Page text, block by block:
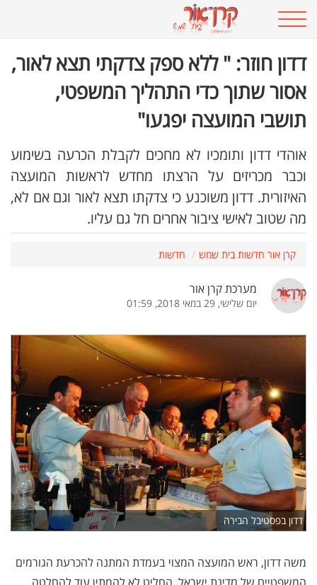
דדון חוזר: " ללא ספק צדקתי תצא לאור,
אסור שתוך כדי התהליך המשפטי,
תושבי המועצה יפגעו"
אוהדי דדון ותומכיו לא מחכים לקבלת הכרעה בשימוע
וכבר מכריזים על הרצתו מחדש לראשות המועצה
האיזורית. דדון משוכנע כי צדקתו תצא לאור וגם אם לא,
מה שטוב לאישי ציבור אחרים חל גם עליו.
קרן אור חדשות בית שמש חדשות
מערכת קרן אור
יום שלישי, 29 במאי 2018, 01:59
דדון בפסטיבל הבירה
משה דדון, ראש המועצה המצוי בעמדת המתנה להכרעת הגורמים